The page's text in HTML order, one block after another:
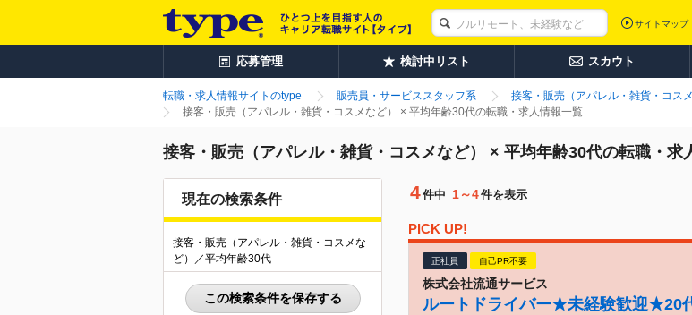
サイトマップ
応募管理 検討中リスト スカウト
転職・求人情報サイトのtype 販売員・サービススタッフ系 接客・販売（アパレル・雑貨・コスメ
接客・販売（アパレル・雑貨・コスメなど） × 平均年齢30代の転職・求人情報一覧
接客・販売（アパレル・雑貨・コスメなど） × 平均年齢30代の転職・求
現在の検索条件
接客・販売（アパレル・雑貨・コスメな
ど）／平均年齢30代
この検索条件を保存する
4件中 1～4件を表示
PICK UP!
正社員 自己PR不要
株式会社流通サービス
ルートドライバー★未経験歓迎★20